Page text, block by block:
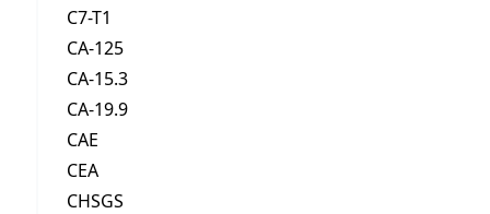
C7-T1
CA-125
CA-15.3
CA-19.9
CAE
CEA
CHSGS